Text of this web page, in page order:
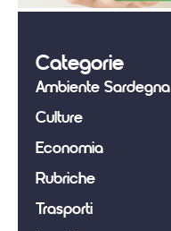
Categorie
Ambiente Sardegna
Culture
Economia
Rubriche
Trasporti